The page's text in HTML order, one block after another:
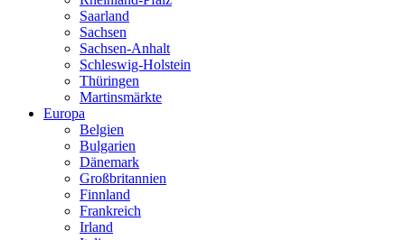
Saarland
Sachsen
Sachsen-Anhalt
Schleswig-Holstein
Thüringen
Martinsmärkte
Europa
Belgien
Bulgarien
Dänemark
Großbritannien
Finnland
Frankreich
Irland